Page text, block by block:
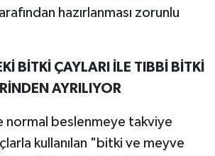
hazırlanması zorunlu
BİTKİ ÇAYLARI İLE TIBBİ BİTKİ
AYRILIYOR
normal beslenmeye takviye
kullanılan "bitki ve meyve